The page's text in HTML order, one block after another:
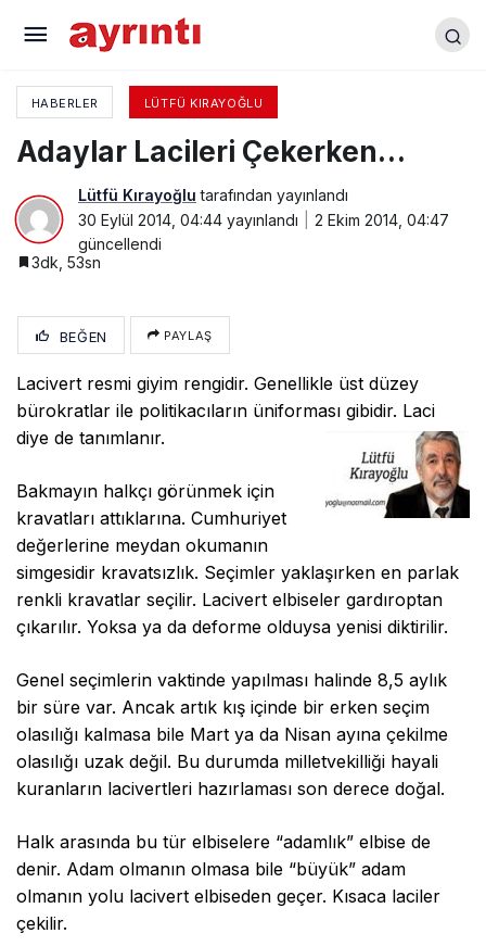
HABERLER LÜTFÜ KIRAYOĞLU
Adaylar Lacileri Çekerken…
Lütfü Kırayoğlu tarafından yayınlandı
30 Eylül 2014, 04:44 yayınlandı
2 Ekim 2014, 04:47
güncellendi
3dk, 53sn
BEĞEN PAYLAŞ
Lacivert resmi giyim rengidir. Genellikle üst düzey
bürokratlar ile politikacıların üniforması gibidir. Laci
diye de tanımlanır.
Bakmayın halkçı görünmek için
kravatları attıklarına. Cumhuriyet
değerlerine meydan okumanın
simgesidir kravatsızlık. Seçimler yaklaşırken en parlak
renkli kravatlar seçilir. Lacivert elbiseler gardıroptan
çıkarılır. Yoksa ya da deforme olduysa yenisi diktirilir.
Genel seçimlerin vaktinde yapılması halinde 8,5 aylık
bir süre var. Ancak artık kış içinde bir erken seçim
olasılığı kalmasa bile Mart ya da Nisan ayına çekilme
olasılığı uzak değil. Bu durumda milletvekilliği hayali
kuranların lacivertleri hazırlaması son derece doğal.
Halk arasında bu tür elbiselere “adamlık” elbise de
denir. Adam olmanın olmasa bile “büyük” adam
olmanın yolu lacivert elbiseden geçer. Kısaca laciler
çekilir.
O Devlet Olmasaydı?